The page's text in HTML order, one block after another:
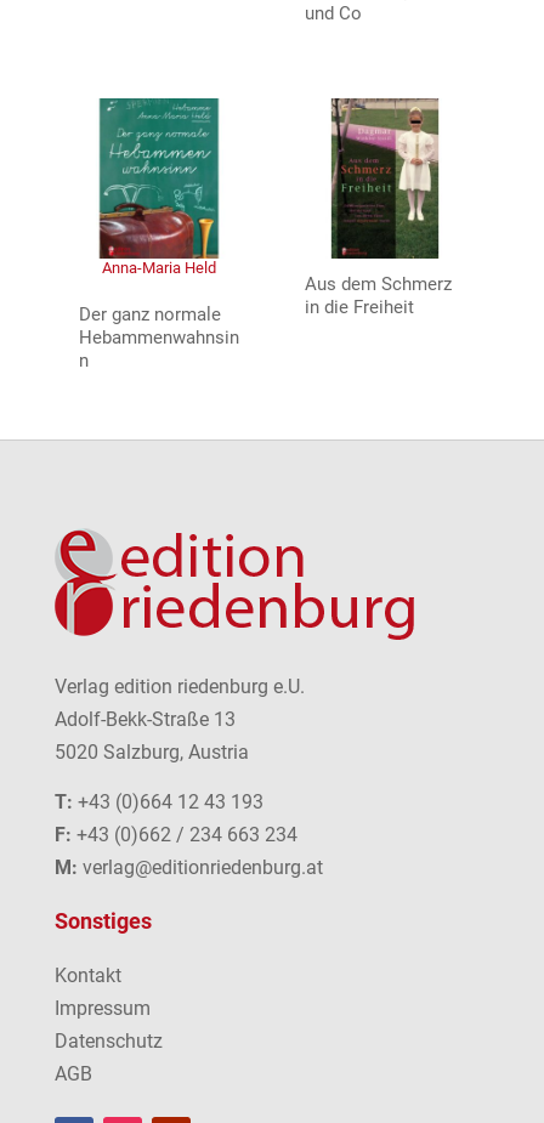
und Co
Anna-Maria Held
Der ganz normale
Hebammenwahnsin
n
Aus dem Schmerz
in die Freiheit
Verlag edition riedenburg e.U.
Adolf-Bekk-Straße 13
5020 Salzburg, Austria
T: +43 (0)664 12 43 193
F: +43 (0)662 / 234 663 234
M: verlag@editionriedenburg.at
Sonstiges
Kontakt
Impressum
Datenschutz
AGB